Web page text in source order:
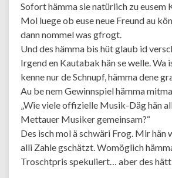
Sofort hämma sie natürlich zu eusem
Mol luege ob euse neue Freund au
dann nommel was gfrogt.
Und des hämma bis hüt glaub id
Irgend en Kautabak hän se welle. Wa
kenne nur de Schnupf, hämma dene
Au be nem Gewinnspiel hämma
„Wie viele offizielle Musik-Däg hän
Mettauer Musiker gemeinsam?“
Des isch mol ä schwäri Frog. Mir hän
alli Zahle gschätzt. Womöglich
Troschtpris spekuliert… aber des